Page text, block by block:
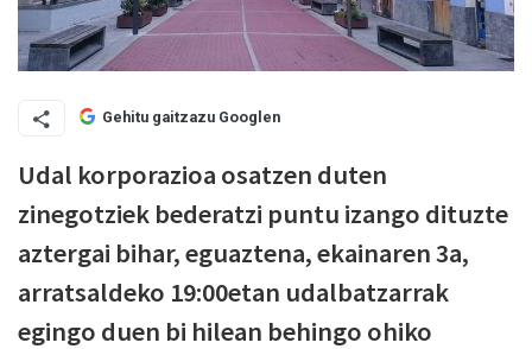
Gehitu gaitzazu Googlen
Udal korporazioa osatzen duten
zinegotziek bederatzi puntu izango dituzte
aztergai bihar, eguaztena, ekainaren 3a,
arratsaldeko 19:00etan udalbatzarrak
egingo duen bi hilean behingo ohiko